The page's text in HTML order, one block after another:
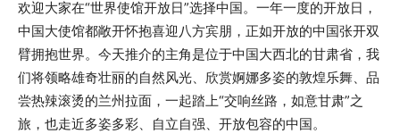
欢迎大家在“世界使馆开放日”选择中国。一年一度的开放日，
中国大使馆都敞开怀抱喜迎八方宾朋，正如开放的中国张开双
臂拥抱世界。今天推介的主角是位于中国大西北的甘肃省，我
们将领略雄奇壮丽的自然风光、欣赏婀娜多姿的敦煌乐舞、品
尝热辣滚烫的兰州拉面，一起踏上“交响丝路，如意甘肃”之
旅，也走近多姿多彩、自立自强、开放包容的中国。